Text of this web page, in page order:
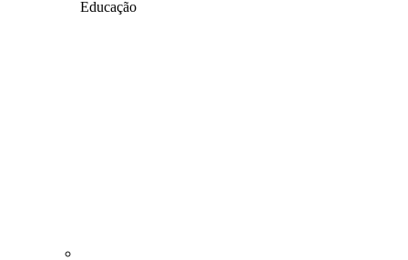
Educação